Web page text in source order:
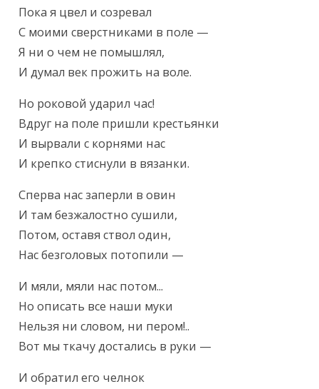
Пока я цвел и созревал
С моими сверстниками в поле —
Я ни о чем не помышлял,
И думал век прожить на воле.
Но роковой ударил час!
Вдруг на поле пришли крестьянки
И вырвали с корнями нас
И крепко стиснули в вязанки.
Сперва нас заперли в овин
И там безжалостно сушили,
Потом, оставя ствол один,
Нас безголовых потопили —
И мяли, мяли нас потом...
Но описать все наши муки
Нельзя ни словом, ни пером!..
Вот мы ткачу достались в руки —
И обратил его челнок